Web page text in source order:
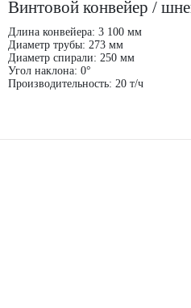
Винтовой конвейер /
Длина конвейера: 3 100 мм
Диаметр трубы: 273 мм
Диаметр спирали: 250 мм
Угол наклона: 0°
Производительность: 20 т/ч